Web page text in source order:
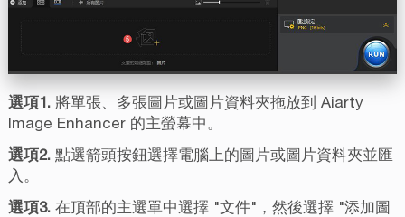
選項1.將單張、多張圖片或圖片資料夾拖放到 Aiarty
Image Enhancer 的主螢幕中。
選項2.點選箭頭按鈕選擇電腦上的圖片或圖片資料夾並匯
入。
選項3.在頂部的主選單中選擇 "文件"，然後選擇 "添加圖